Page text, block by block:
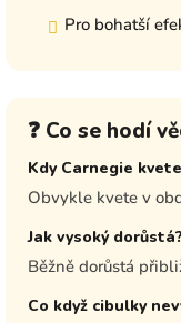
Pro bohatší
❓ Co se hodí
Kdy Carnegie
Obvykle kvete v
Jak vysoký dorůstá?
Běžně dorůstá
Co když cibulky